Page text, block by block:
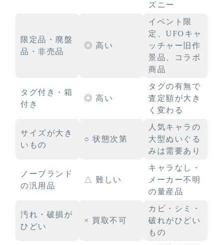
ズニー
限定品・廃盤
品・非売品
◎ 高い
イベント限
定、UFOキャ
ッチャー旧作
景品、コラボ
商品
タグ付き・箱
付き
◎ 高い
タグの有無で
査定額が大き
く変わる
サイズが大き
いもの
○ 状態次第
人気キャラの
大型ぬいぐる
みは需要あり
ノーブランド
の汎用品
△ 難しい
キャラなし・
メーカー不明
の量産品
汚れ・破損が
ひどい
× 買取不可
カビ・シミ・
破れがひどい
もの